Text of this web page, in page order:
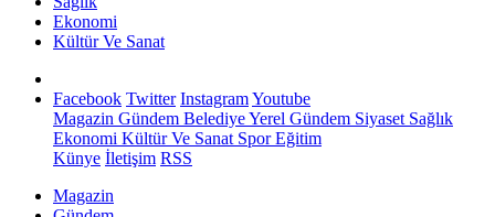
Ekonomi
Kültür Ve Sanat
Facebook Twitter InstagramYoutube
Magazin Gündem BelediyeYerel Gündem Siyaset Sağlık
Ekonomi Kültür Ve Sanat SporEğitim
Künye İletişim RSS
Magazin